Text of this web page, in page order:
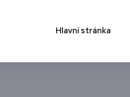
Hlavní stránka